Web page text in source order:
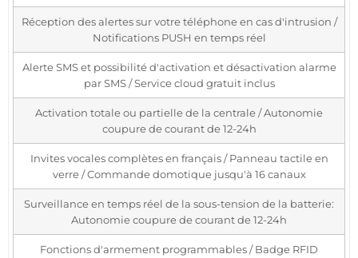
Réception des alertes sur votre téléphone en cas d'intrusion /
Notifications PUSH en temps réel
Alerte SMS et possibilité d'activation et désactivation alarme
par SMS / Service cloud gratuit inclus
Activation totale ou partielle de la centrale / Autonomie
coupure de courant de 12-24h
Invites vocales complètes en français / Panneau tactile en
verre / Commande domotique jusqu'à 16 canaux
Surveillance en temps réel de la sous-tension de la batterie:
Autonomie coupure de courant de 12-24h
Fonctions d'armement programmables / Badge RFID